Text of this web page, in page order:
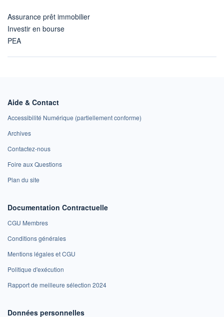
Assurance prêt immobilier
Investir en bourse
PEA
Aide & Contact
Accessibilité Numérique (partiellement conforme)
Archives
Contactez-nous
Foire aux Questions
Plan du site
Documentation Contractuelle
CGU Membres
Conditions générales
Mentions légales et CGU
Politique d'exécution
Rapport de meilleure sélection 2024
Données personnelles